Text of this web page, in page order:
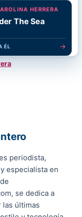
HERRERA
The Sea
ÉL →
periodista,
especialista en
se dedica a
últimas